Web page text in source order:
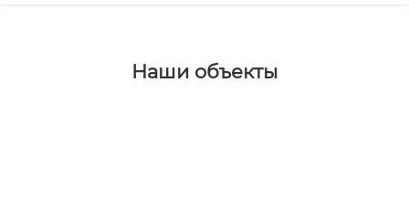
Наши объекты